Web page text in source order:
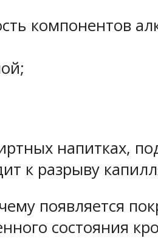
компонентов
напитках,
к разрыву
появляется
состояния